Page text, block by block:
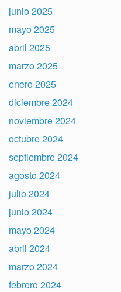
junio 2025
mayo 2025
abril 2025
marzo 2025
enero 2025
diciembre 2024
noviembre 2024
octubre 2024
septiembre 2024
agosto 2024
julio 2024
junio 2024
mayo 2024
abril 2024
marzo 2024
febrero 2024